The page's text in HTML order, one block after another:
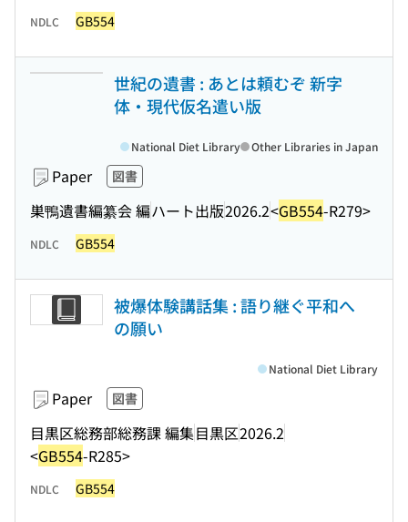
NDLC GB554
世紀の遺書 : あとは頼むぞ 新字
体・現代仮名遣い版
Paper 図書
巣鴨遺書編纂会 編ハート出版2026.2<GB554-R279>
National Diet Library Other Libraries in Japan
NDLC GB554
被爆体験講話集 : 語り継ぐ平和へ
の願い
Paper 図書
目黒区総務部総務課 編集目黒区2026.2
<GB554-R285>
National Diet Library
NDLC GB554